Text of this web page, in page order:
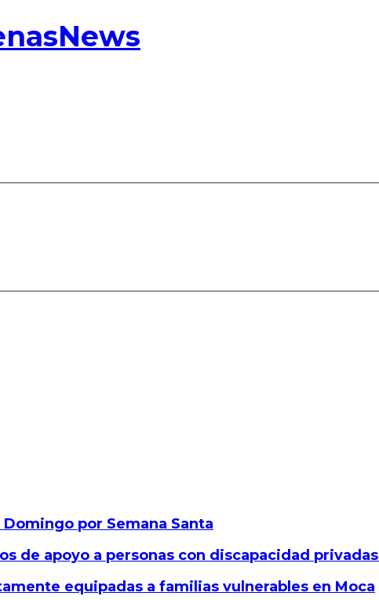
por Semana Santa
de apoyo a personas con discapacidad
equipadas a familias vulnerables en Moca